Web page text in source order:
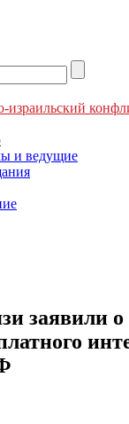
израильский
и ведущие
заявили о